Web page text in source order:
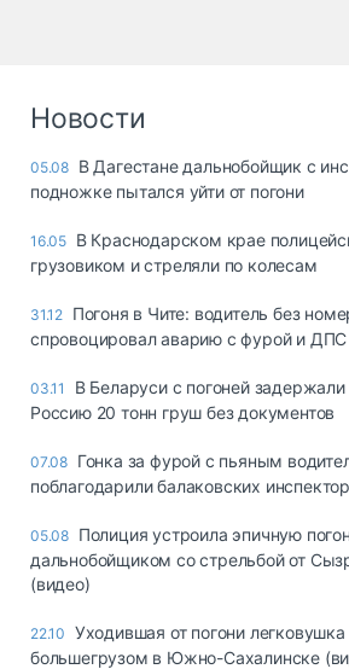
опасные грузы
страхование
Склады и
грузовые
Коммерческий
транспорт
Спецтехника
запчасти, шины
Топливо, масла и
Новости
05.08 В Дагестане дальнобойщик с
подножке пытался уйти от погони
16.05 В Краснодарском крае
грузовиком и стреляли по колесам
31.12 Погоня в Чите: водитель без
спровоцировал аварию с фурой и ДПС
03.11
В Беларуси с погоней
Россию 20 тонн груш без документов
07.08 Гонка за фурой с пьяным
поблагодарили балаковских
05.08 Полиция устроила эпичную
дальнобойщиком со стрельбой от
(видео)
22.10 Уходившая от погони легковушка
большегрузом в Южно-Сахалинске